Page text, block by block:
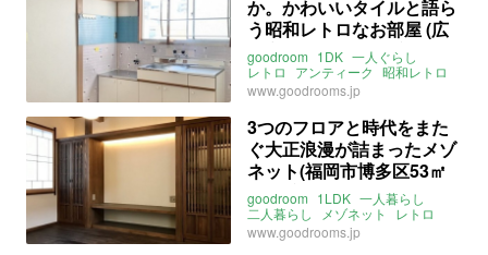
ライター：増成かおり
株式会社リノベ 売買
か。かわいいタイルと語ら
う昭和レトロなお部屋 (広
島市西区22㎡の賃貸物件)
goodroom 1DK 一人ぐらし
レトロ
アンティーク 昭和レトロ
昭和 タイル 賃料
三篠 山陽本線 可部線
広島電鉄横川線 横川駅
ライター：増成かおり 賃貸
www.goodrooms.jp
3つのフロアと時代をまた
ぐ大正浪漫が詰まったメゾ
ネット(福岡市博多区53㎡
の賃貸物件)
goodroom 1LDK 一人暮らし
二人暮らし
メゾネット
レトロ
大正 昭和 日本 和
和モダン 福岡 博多
www.goodrooms.jp